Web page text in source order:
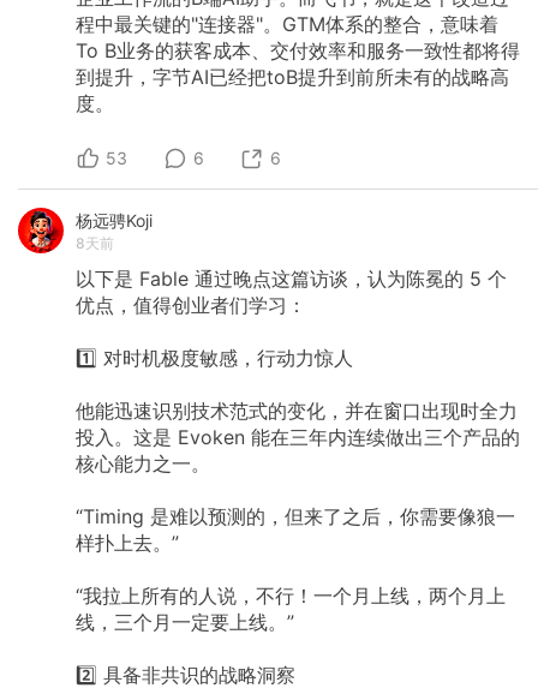
程中最关键的"连接器"。GTM体系的整合，意味着
To B业务的获客成本、交付效率和服务一致性都将得
到提升，字节AI已经把toB提升到前所未有的战略高
度。
53 6 6
杨远骋Koji
8天前
以下是 Fable 通过晚点这篇访谈，认为陈冕的 5 个
优点，值得创业者们学习：
1️⃣ 对时机极度敏感，行动力惊人
他能迅速识别技术范式的变化，并在窗口出现时全力
投入。这是 Evoken 能在三年内连续做出三个产品的
核心能力之一。
“Timing 是难以预测的，但来了之后，你需要像狼一
样扑上去。”
“我拉上所有的人说，不行！一个月上线，两个月上
线，三个月一定要上线。”
2️⃣ 具备非共识的战略洞察